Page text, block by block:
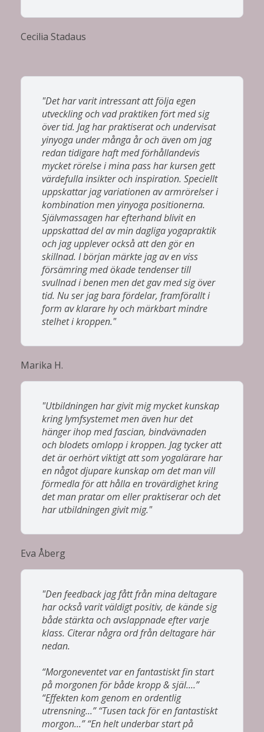
Cecilia Stadaus
"Det har varit intressant att följa egen
utveckling och vad praktiken fört med sig
över tid. Jag har praktiserat och undervisat
yinyoga under många år och även om jag
redan tidigare haft med förhållandevis
mycket rörelse i mina pass har kursen gett
värdefulla insikter och inspiration. Speciellt
uppskattar jag variationen av armrörelser i
kombination men yinyoga positionerna.
Självmassagen har efterhand blivit en
uppskattad del av min dagliga yogapraktik
och jag upplever också att den gör en
skillnad. I början märkte jag av en viss
försämring med ökade tendenser till
svullnad i benen men det gav med sig över
tid. Nu ser jag bara fördelar, framförallt i
form av klarare hy och märkbart mindre
stelhet i kroppen."
Marika H.
"Utbildningen har givit mig mycket kunskap
kring lymfsystemet men även hur det
hänger ihop med fascian, bindvävnaden
och blodets omlopp i kroppen. Jag tycker att
det är oerhört viktigt att som yogalärare har
en något djupare kunskap om det man vill
förmedla för att hålla en trovärdighet kring
det man pratar om eller praktiserar och det
har utbildningen givit mig."
Eva Åberg
"Den feedback jag fått från mina deltagare
har också varit väldigt positiv, de kände sig
både stärkta och avslappnade efter varje
klass. Citerar några ord från deltagare här
nedan.
“Morgoneventet var en fantastiskt fin start
på morgonen för både kropp & själ....”
“Effekten kom genom en ordentlig
utrensning...” “Tusen tack för en fantastiskt
morgon...” “En helt underbar start på